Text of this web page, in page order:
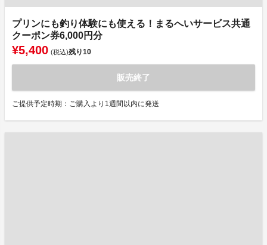
プリンにも釣り体験にも使える！まるへいサービス共通
クーポン券6,000円分
¥5,400 (税込)残り10
販売終了
ご提供予定時期：ご購入より1週間以内に発送